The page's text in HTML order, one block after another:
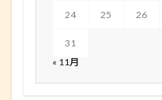
24 25 26
31
« 11月